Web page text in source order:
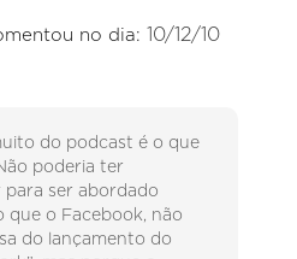
no dia: 10/12/10
do podcast é o que
poderia ter
ser abordado
que o Facebook, não
do lançamento do